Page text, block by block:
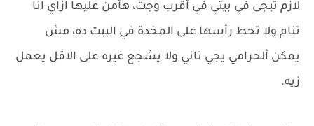
لازم تبجى في بيتي في أقرب وجت، هأمن عليها ازاي انا
تنام ولا تحط رأسها على المخدة في البيت ده، مش
يمكن ألحرامي يجي تاني ولا يشجع غيره على الاقل يعمل
زيه.